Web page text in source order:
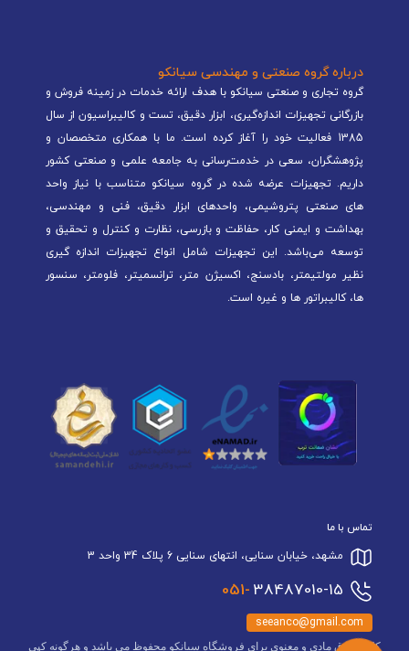
درباره گروه صنعتی و مهندسی سیانکو
گروه تجاری و صنعتی سیانکو با هدف ارائه خدمات در زمینه فروش و
بازرگانی تجهیزات اندازه‌گیری، ابزار دقیق، تست و کالیبراسیون از سال
1385 فعالیت خود را آغاز کرده است. ما با همکاری متخصصان و
پژوهشگران، سعی در خدمت‌رسانی به جامعه علمی و صنعتی کشور
داریم. تجهیزات عرضه شده در گروه سیانکو متناسب با نیاز واحد
های صنعتی پتروشیمی، واحدهای ابزار دقیق، فنی و مهندسی،
بهداشت و ایمنی کار، حفاظت و بازرسی، نظارت و کنترل و تحقیق و
توسعه می‌باشد. این تجهیزات شامل انواع تجهیزات اندازه گیری
نظیر مولتیمتر، بادسنج، اکسیژن متر، ترانسمیتر، فلومتر، سنسور
ها، کالیبراتور ها و غیره است.
تماس با ما
مشهد، خیابان سنایی، انتهای سنایی 6 پلاک 34 واحد 3
051- 38487010-15
seeanco@gmail.com
کلیه حقوق مادی و معنوی برای فروشگاه سیانکو محفوظ می باشد و هرگونه کپی